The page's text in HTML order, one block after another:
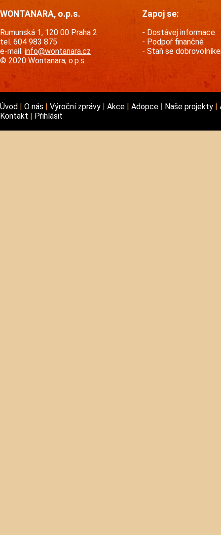
WONTANARA, o.p.s.
Rumunská 1, 120 00 Praha 2
tel. 604 983 875
e-mail: info@wontanara.cz
© 2020 Wontanara, o.p.s.
Zapoj se:
Dostávej informace
Podpoř finančně
Staň se
Úvod O nás Výroční zprávy Akce Adopce Naše projekty
Kontakt
Přihlásit